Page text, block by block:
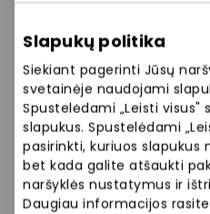
Slapukų politika
Siekiant pagerinti Jūsų
svetainėje naudojami
Spustelėdami „Leisti
slapukus. Spustelėdami
pasirinkti, kuriuos slapukus
bet kada galite atšaukti
naršyklės nustatymus ir
Daugiau informacijos